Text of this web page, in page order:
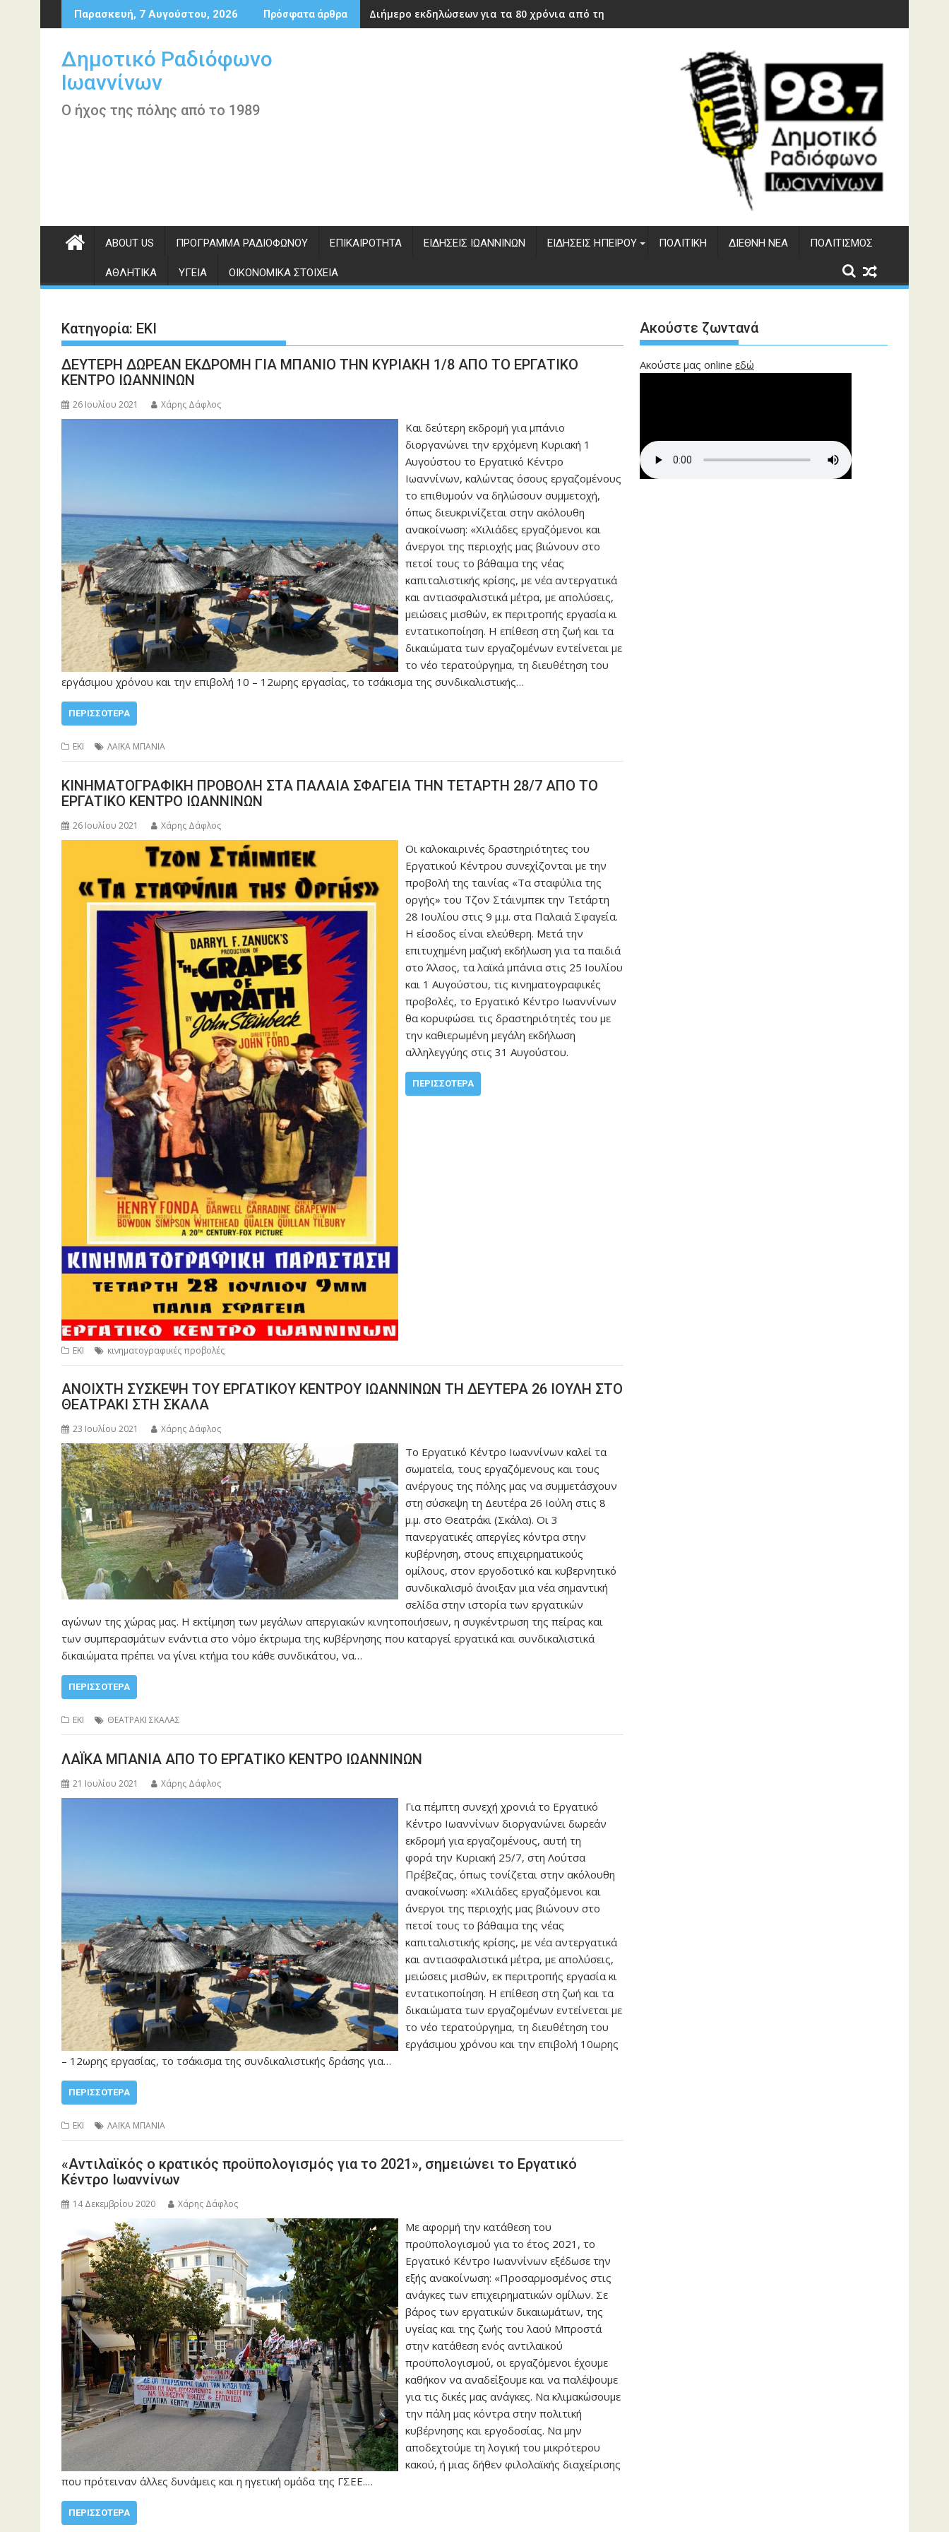
Περάστε
στο
Παρασκευή, 7 Αυγούστου, 2026 Πρόσφατα άρθρα Διήμερο εκδηλώσεων για τα 80 χρόνια από την ίδρυση του ΔΣΕ
Δημοτικό Ραδιόφωνο
Ιωαννίνων
Ο ήχος της πόλης από το 1989
ABOUT US ΠΡΌΓΡΑΜΜΑ ΡΑΔΙΟΦΏΝΟΥ ΕΠΙΚΑΙΡΌΤΗΤΑ ΕΙΔΉΣΕΙΣ ΙΩΑΝΝΊΝΩΝ ΕΙΔΉΣΕΙΣ ΗΠΕΊΡΟΥ ΠΟΛΙΤΙΚΉ ΔΙΕΘΝΉ ΝΈΑ ΠΟΛΙΤΙΣΜΌΣ
ΑΘΛΗΤΙΚΆ ΥΓΕΊΑ ΟΙΚΟΝΟΜΙΚΆ ΣΤΟΙΧΕΊΑ
Κατηγορία: ΕΚΙ
ΔΕΥΤΕΡΗ ΔΩΡΕΑΝ ΕΚΔΡΟΜΗ ΓΙΑ ΜΠΑΝΙΟ ΤΗΝ ΚΥΡΙΑΚΗ 1/8 ΑΠΟ ΤΟ ΕΡΓΑΤΙΚΟ
ΚΕΝΤΡΟ ΙΩΑΝΝΙΝΩΝ
26 Ιουλίου 2021 Χάρης Δάφλος
Και δεύτερη εκδρομή για μπάνιο
διοργανώνει την ερχόμενη Κυριακή 1
Αυγούστου το Εργατικό Κέντρο
Ιωαννίνων, καλώντας όσους εργαζομένους
το επιθυμούν να δηλώσουν συμμετοχή,
όπως διευκρινίζεται στην ακόλουθη
ανακοίνωση: «Χιλιάδες εργαζόμενοι και
άνεργοι της περιοχής μας βιώνουν στο
πετσί τους το βάθαιμα της νέας
καπιταλιστικής κρίσης, με νέα αντεργατικά
και αντιασφαλιστικά μέτρα, με απολύσεις,
μειώσεις μισθών, εκ περιτροπής εργασία κι
εντατικοποίηση. Η επίθεση στη ζωή και τα
δικαιώματα των εργαζομένων εντείνεται με
το νέο τερατούργημα, τη διευθέτηση του
εργάσιμου χρόνου και την επιβολή 10 – 12ωρης εργασίας, το τσάκισμα της συνδικαλιστικής…
ΠΕΡΙΣΣΌΤΕΡΑ
ΕΚΙ ΛΑΪΚΑ ΜΠΑΝΙΑ
ΚΙΝΗΜΑΤΟΓΡΑΦΙΚΗ ΠΡΟΒΟΛΗ ΣΤΑ ΠΑΛΑΙΑ ΣΦΑΓΕΙΑ ΤΗΝ ΤΕΤΑΡΤΗ 28/7 ΑΠΟ ΤΟ
ΕΡΓΑΤΙΚΟ ΚΕΝΤΡΟ ΙΩΑΝΝΙΝΩΝ
26 Ιουλίου 2021 Χάρης Δάφλος
Οι καλοκαιρινές δραστηριότητες του
Εργατικού Κέντρου συνεχίζονται με την
προβολή της ταινίας «Τα σταφύλια της
οργής» του Τζον Στάινμπεκ την Τετάρτη
28 Ιουλίου στις 9 μ.μ. στα Παλαιά Σφαγεία.
Η είσοδος είναι ελεύθερη. Μετά την
επιτυχημένη μαζική εκδήλωση για τα παιδιά
στο Άλσος, τα λαϊκά μπάνια στις 25 Ιουλίου
και 1 Αυγούστου, τις κινηματογραφικές
προβολές, το Εργατικό Κέντρο Ιωαννίνων
θα κορυφώσει τις δραστηριότητές του με
την καθιερωμένη μεγάλη εκδήλωση
αλληλεγγύης στις 31 Αυγούστου.
ΠΕΡΙΣΣΌΤΕΡΑ
ΕΚΙ κινηματογραφικές προβολές
ΑΝΟΙΧΤΗ ΣΥΣΚΕΨΗ ΤΟΥ ΕΡΓΑΤΙΚΟΥ ΚΕΝΤΡΟΥ ΙΩΑΝΝΙΝΩΝ ΤΗ ΔΕΥΤΕΡΑ 26 ΙΟΥΛΗ ΣΤΟ
ΘΕΑΤΡΑΚΙ ΣΤΗ ΣΚΑΛΑ
23 Ιουλίου 2021 Χάρης Δάφλος
Το Εργατικό Κέντρο Ιωαννίνων καλεί τα
σωματεία, τους εργαζόμενους και τους
ανέργους της πόλης μας να συμμετάσχουν
στη σύσκεψη τη Δευτέρα 26 Ιούλη στις 8
μ.μ. στο Θεατράκι (Σκάλα). Οι 3
πανεργατικές απεργίες κόντρα στην
κυβέρνηση, στους επιχειρηματικούς
ομίλους, στον εργοδοτικό και κυβερνητικό
συνδικαλισμό άνοιξαν μια νέα σημαντική
σελίδα στην ιστορία των εργατικών
αγώνων της χώρας μας. Η εκτίμηση των μεγάλων απεργιακών κινητοποιήσεων, η συγκέντρωση της πείρας και
των συμπερασμάτων ενάντια στο νόμο έκτρωμα της κυβέρνησης που καταργεί εργατικά και συνδικαλιστικά
δικαιώματα πρέπει να γίνει κτήμα του κάθε συνδικάτου, να…
ΠΕΡΙΣΣΌΤΕΡΑ
ΕΚΙ ΘΕΑΤΡΑΚΙ ΣΚΑΛΑΣ
ΛΑΪΚΑ ΜΠΑΝΙΑ ΑΠΟ ΤΟ ΕΡΓΑΤΙΚΟ ΚΕΝΤΡΟ ΙΩΑΝΝΙΝΩΝ
21 Ιουλίου 2021 Χάρης Δάφλος
Για πέμπτη συνεχή χρονιά το Εργατικό
Κέντρο Ιωαννίνων διοργανώνει δωρεάν
εκδρομή για εργαζομένους, αυτή τη
φορά την Κυριακή 25/7, στη Λούτσα
Πρέβεζας, όπως τονίζεται στην ακόλουθη
ανακοίνωση: «Χιλιάδες εργαζόμενοι και
άνεργοι της περιοχής μας βιώνουν στο
πετσί τους το βάθαιμα της νέας
καπιταλιστικής κρίσης, με νέα αντεργατικά
και αντιασφαλιστικά μέτρα, με απολύσεις,
μειώσεις μισθών, εκ περιτροπής εργασία κι
εντατικοποίηση. Η επίθεση στη ζωή και τα
δικαιώματα των εργαζομένων εντείνεται με
το νέο τερατούργημα, τη διευθέτηση του
εργάσιμου χρόνου και την επιβολή 10ωρης
– 12ωρης εργασίας, το τσάκισμα της συνδικαλιστικής δράσης για…
ΠΕΡΙΣΣΌΤΕΡΑ
ΕΚΙ ΛΑΪΚΑ ΜΠΑΝΙΑ
«Αντιλαϊκός ο κρατικός προϋπολογισμός για το 2021», σημειώνει το Εργατικό
Κέντρο Ιωαννίνων
14 Δεκεμβρίου 2020 Χάρης Δάφλος
Με αφορμή την κατάθεση του
προϋπολογισμού για το έτος 2021, το
Εργατικό Κέντρο Ιωαννίνων εξέδωσε την
εξής ανακοίνωση: «Προσαρμοσμένος στις
ανάγκες των επιχειρηματικών ομίλων. Σε
βάρος των εργατικών δικαιωμάτων, της
υγείας και της ζωής του λαού Μπροστά
στην κατάθεση ενός αντιλαϊκού
προϋπολογισμού, οι εργαζόμενοι έχουμε
καθήκον να αναδείξουμε και να παλέψουμε
για τις δικές μας ανάγκες. Να κλιμακώσουμε
την πάλη μας κόντρα στην πολιτική
κυβέρνησης και εργοδοσίας. Να μην
αποδεχτούμε τη λογική του μικρότερου
κακού, ή μιας δήθεν φιλολαϊκής διαχείρισης
που πρότειναν άλλες δυνάμεις και η ηγετική ομάδα της ΓΣΕΕ.…
ΠΕΡΙΣΣΌΤΕΡΑ
Ακούστε ζωντανά
Ακούστε μας online εδώ